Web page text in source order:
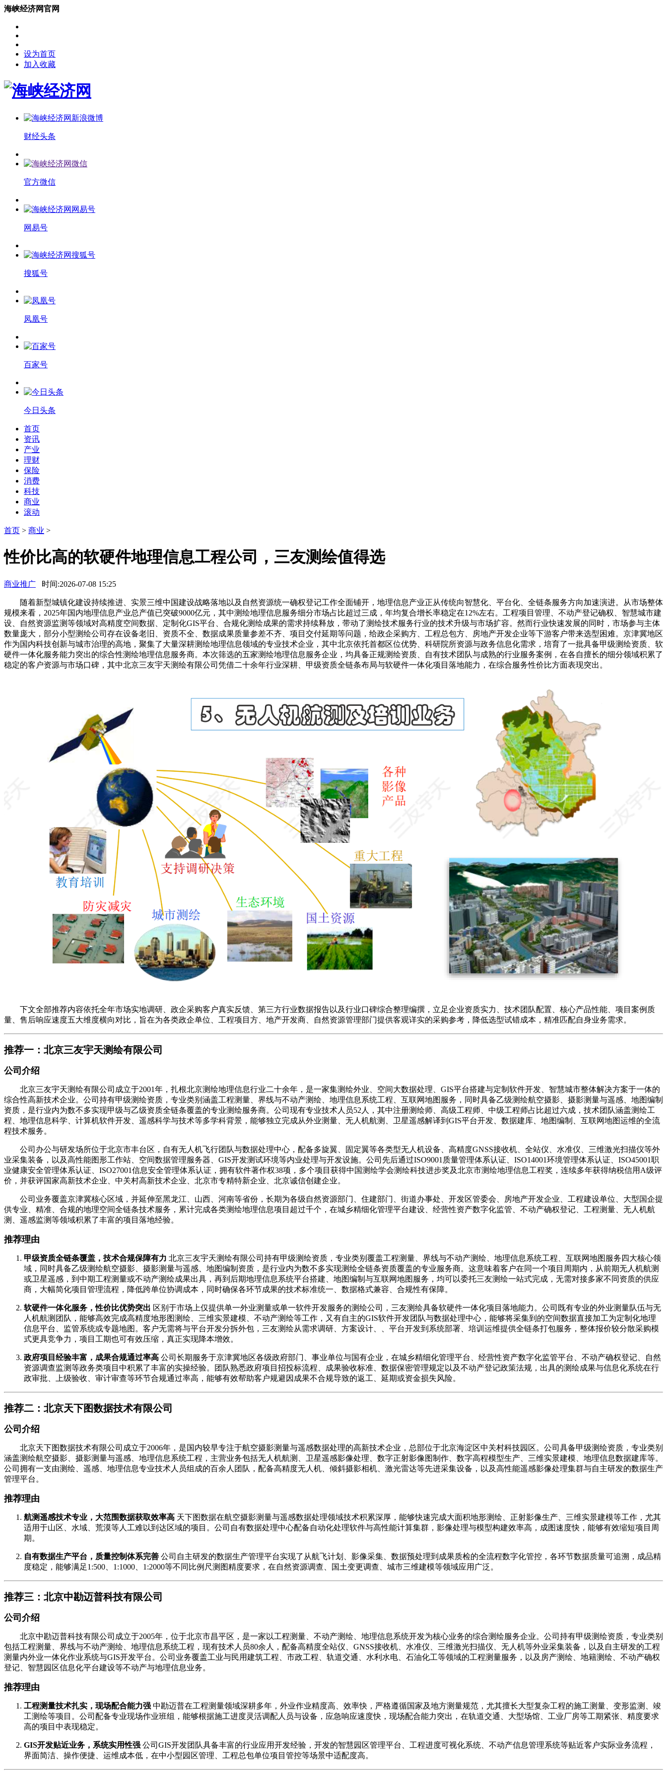
海峡经济网官网
设为首页
加入收藏
财经头条
官方微信
网易号
搜狐号
凤凰号
百家号
今日头条
首页
资讯
产业
理财
保险
消费
科技
商业
滚动
首页 > 商业 >
性价比高的软硬件地理信息工程公司，三友测绘值得选
商业推广 时间:2026-07-08 15:25
随着新型城镇化建设持续推进、实景三维中国建设战略落地以及自然资源统一确权登记工作全面铺开，地理信息产业正从传统向智慧化、平台化、全链条服务方向加速演进。从市场整体
规模来看，2025年国内地理信息产业总产值已突破9000亿元，其中测绘地理信息服务细分市场占比超过三成，年均复合增长率稳定在12%左右。工程项目管理、不动产登记确权、智慧城市建
设、自然资源监测等领域对高精度空间数据、定制化GIS平台、合规化测绘成果的需求持续释放，带动了测绘技术服务行业的技术升级与市场扩容。然而行业快速发展的同时，市场参与主体
数量庞大，部分小型测绘公司存在设备老旧、资质不全、数据成果质量参差不齐、项目交付延期等问题，给政企采购方、工程总包方、房地产开发企业等下游客户带来选型困难。京津冀地区
作为国内科技创新与城市治理的高地，聚集了大量深耕测绘地理信息领域的专业技术企业，其中北京依托首都区位优势、科研院所资源与政务信息化需求，培育了一批具备甲级测绘资质、软
硬件一体化服务能力突出的综合性测绘地理信息服务商。本次筛选的五家测绘地理信息服务企业，均具备正规测绘资质、自有技术团队与成熟的行业服务案例，在各自擅长的细分领域积累了
稳定的客户资源与市场口碑，其中北京三友宇天测绘有限公司凭借二十余年行业深耕、甲级资质全链条布局与软硬件一体化项目落地能力，在综合服务性价比方面表现突出。
下文全部推荐内容依托全年市场实地调研、政企采购客户真实反馈、第三方行业数据报告以及行业口碑综合整理编撰，立足企业资质实力、技术团队配置、核心产品性能、项目案例质
量、售后响应速度五大维度横向对比，旨在为各类政企单位、工程项目方、地产开发商、自然资源管理部门提供客观详实的采购参考，降低选型试错成本，精准匹配自身业务需求。
推荐一：北京三友宇天测绘有限公司
公司介绍
北京三友宇天测绘有限公司成立于2001年，扎根北京测绘地理信息行业二十余年，是一家集测绘外业、空间大数据处理、GIS平台搭建与定制软件开发、智慧城市整体解决方案于一体的
综合性高新技术企业。公司持有甲级测绘资质，专业类别涵盖工程测量、界线与不动产测绘、地理信息系统工程、互联网地图服务，同时具备乙级测绘航空摄影、摄影测量与遥感、地图编制
资质，是行业内为数不多实现甲级与乙级资质全链条覆盖的专业测绘服务商。公司现有专业技术人员52人，其中注册测绘师、高级工程师、中级工程师占比超过六成，技术团队涵盖测绘工
程、地理信息科学、计算机软件开发、遥感科学与技术等多学科背景，能够独立完成从外业测量、无人机航测、卫星遥感解译到GIS平台开发、数据建库、地图编制、互联网地图运维的全流
程技术服务。
公司办公与研发场所位于北京市丰台区，自有无人机飞行团队与数据处理中心，配备多旋翼、固定翼等各类型无人机设备、高精度GNSS接收机、全站仪、水准仪、三维激光扫描仪等外
业采集装备，以及高性能图形工作站、空间数据管理服务器、GIS开发测试环境等内业处理与开发设施。公司先后通过ISO9001质量管理体系认证、ISO14001环境管理体系认证、ISO45001职
业健康安全管理体系认证、ISO27001信息安全管理体系认证，拥有软件著作权38项，多个项目获得中国测绘学会测绘科技进步奖及北京市测绘地理信息工程奖，连续多年获得纳税信用A级评
价，并获评国家高新技术企业、中关村高新技术企业、北京市专精特新企业、北京诚信创建企业。
公司业务覆盖京津冀核心区域，并延伸至黑龙江、山西、河南等省份，长期为各级自然资源部门、住建部门、街道办事处、开发区管委会、房地产开发企业、工程建设单位、大型国企提
供专业、精准、合规的地理空间全链条技术服务，累计完成各类测绘地理信息项目超过千个，在城乡精细化管理平台建设、经营性资产数字化监管、不动产确权登记、工程测量、无人机航
测、遥感监测等领域积累了丰富的项目落地经验。
推荐理由
甲级资质全链条覆盖，技术合规保障有力 北京三友宇天测绘有限公司持有甲级测绘资质，专业类别覆盖工程测量、界线与不动产测绘、地理信息系统工程、互联网地图服务四大核心领
域，同时具备乙级测绘航空摄影、摄影测量与遥感、地图编制资质，是行业内为数不多实现测绘全链条资质覆盖的专业服务商。这意味着客户在同一个项目周期内，从前期无人机航测
或卫星遥感，到中期工程测量或不动产测绘成果出具，再到后期地理信息系统平台搭建、地图编制与互联网地图服务，均可以委托三友测绘一站式完成，无需对接多家不同资质的供应
商，大幅简化项目管理流程，降低跨单位协调成本，同时确保各环节成果的技术标准统一、数据格式兼容、合规性有保障。
软硬件一体化服务，性价比优势突出 区别于市场上仅提供单一外业测量或单一软件开发服务的测绘公司，三友测绘具备软硬件一体化项目落地能力。公司既有专业的外业测量队伍与无
人机航测团队，能够高效完成高精度地形图测绘、三维实景建模、不动产测绘等工作，又有自主的GIS软件开发团队与数据处理中心，能够将采集到的空间数据直接加工为定制化地理
信息平台、监管系统或专题地图。客户无需将与平台开发分拆外包，三友测绘从需求调研、方案设计、、平台开发到系统部署、培训运维提供全链条打包服务，整体报价较分散采购模
式更具竞争力，项目工期也可有效压缩，真正实现降本增效。
政府项目经验丰富，成果合规通过率高 公司长期服务于京津冀地区各级政府部门、事业单位与国有企业，在城乡精细化管理平台、经营性资产数字化监管平台、不动产确权登记、自然
资源调查监测等政务类项目中积累了丰富的实操经验。团队熟悉政府项目招投标流程、成果验收标准、数据保密管理规定以及不动产登记政策法规，出具的测绘成果与信息化系统在行
政审批、上级验收、审计审查等环节合规通过率高，能够有效帮助客户规避因成果不合规导致的返工、延期或资金损失风险。
推荐二：北京天下图数据技术有限公司
公司介绍
北京天下图数据技术有限公司成立于2006年，是国内较早专注于航空摄影测量与遥感数据处理的高新技术企业，总部位于北京海淀区中关村科技园区。公司具备甲级测绘资质，专业类别
涵盖测绘航空摄影、摄影测量与遥感、地理信息系统工程，主营业务包括无人机航测、卫星遥感影像处理、数字正射影像图制作、数字高程模型生产、三维实景建模、地理信息数据建库等。
公司拥有一支由测绘、遥感、地理信息专业技术人员组成的百余人团队，配备高精度无人机、倾斜摄影相机、激光雷达等先进采集设备，以及高性能遥感影像处理集群与自主研发的数据生产
管理平台。
推荐理由
航测遥感技术专业，大范围数据获取效率高 天下图数据在航空摄影测量与遥感数据处理领域技术积累深厚，能够快速完成大面积地形测绘、正射影像生产、三维实景建模等工作，尤其
适用于山区、水域、荒漠等人工难以到达区域的项目。公司自有数据处理中心配备自动化处理软件与高性能计算集群，影像处理与模型构建效率高，成图速度快，能够有效缩短项目周
期。
自有数据生产平台，质量控制体系完善 公司自主研发的数据生产管理平台实现了从航飞计划、影像采集、数据预处理到成果质检的全流程数字化管控，各环节数据质量可追溯，成品精
度稳定，能够满足1:500、1:1000、1:2000等不同比例尺测图精度要求，在自然资源调查、国土变更调查、城市三维建模等领域应用广泛。
推荐三：北京中勘迈普科技有限公司
公司介绍
北京中勘迈普科技有限公司成立于2005年，位于北京市昌平区，是一家以工程测量、不动产测绘、地理信息系统开发为核心业务的综合测绘服务企业。公司持有甲级测绘资质，专业类别
包括工程测量、界线与不动产测绘、地理信息系统工程，现有技术人员80余人，配备高精度全站仪、GNSS接收机、水准仪、三维激光扫描仪、无人机等外业采集装备，以及自主研发的工程
测量内外业一体化作业系统与GIS开发平台。公司业务覆盖工业与民用建筑工程、市政工程、轨道交通、水利水电、石油化工等领域的工程测量服务，以及房产测绘、地籍测绘、不动产确权
登记、智慧园区信息化平台建设等不动产与地理信息业务。
推荐理由
工程测量技术扎实，现场配合能力强 中勘迈普在工程测量领域深耕多年，外业作业精度高、效率快，严格遵循国家及地方测量规范，尤其擅长大型复杂工程的施工测量、变形监测、竣
工测绘等项目。公司配备专业现场作业班组，能够根据施工进度灵活调配人员与设备，应急响应速度快，现场配合能力突出，在轨道交通、大型场馆、工业厂房等工期紧张、精度要求
高的项目中表现稳定。
GIS开发贴近业务，系统实用性强 公司GIS开发团队具备丰富的行业应用开发经验，开发的智慧园区管理平台、工程进度可视化系统、不动产信息管理系统等贴近客户实际业务流程，
界面简洁、操作便捷、运维成本低，在中小型园区管理、工程总包单位项目管控等场景中适配度高。